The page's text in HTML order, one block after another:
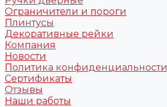
Ограничители и пороги
Плинтусы
Декоративные рейки
Компания
Новости
Политика конфиденциальности
Сертификаты
Отзывы
Наши работы